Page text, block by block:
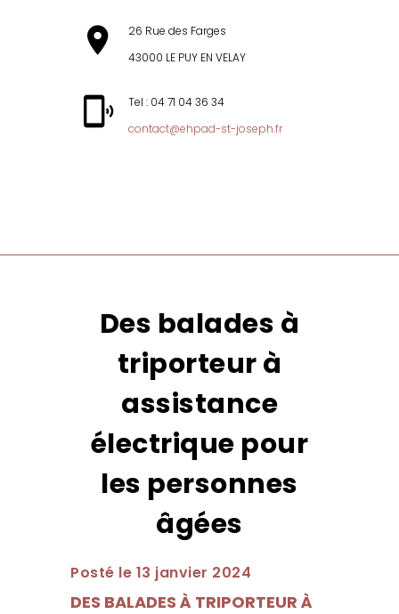
26 Rue des Farges
43000 LE PUY EN VELAY
Tel : 04 71 04 36 34
contact@ehpad-st-joseph.fr
Des balades à
triporteur à
assistance
électrique pour
les personnes
âgées
Posté le 13 janvier 2024
DES BALADES À TRIPORTEUR À